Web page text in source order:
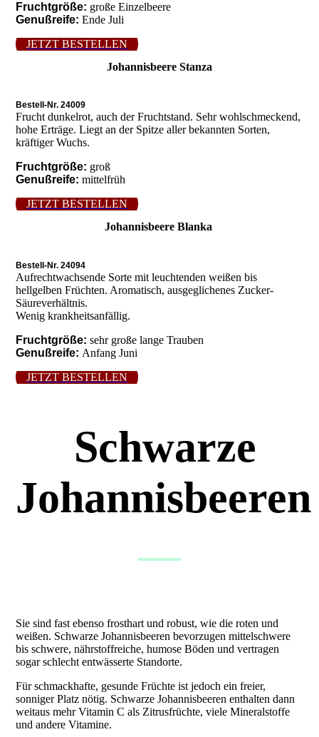
Fruchtgröße: große Einzelbeere
Genußreife: Ende Juli
JETZT BESTELLEN
Johannisbeere Stanza
Bestell-Nr. 24009
Frucht dunkelrot, auch der Fruchtstand. Sehr wohlschmeckend,
hohe Erträge. Liegt an der Spitze aller bekannten Sorten,
kräftiger Wuchs.
Fruchtgröße: groß
Genußreife: mittelfrüh
JETZT BESTELLEN
Johannisbeere Blanka
Bestell-Nr. 24094
Aufrechtwachsende Sorte mit leuchtenden weißen bis
hellgelben Früchten. Aromatisch, ausgeglichenes Zucker-
Säureverhältnis.
Wenig krankheitsanfällig.
Fruchtgröße: sehr große lange Trauben
Genußreife: Anfang Juni
JETZT BESTELLEN
Schwarze
Johannisbeeren
—
Sie sind fast ebenso frosthart und robust, wie die roten und
weißen. Schwarze Johannisbeeren bevorzugen mittelschwere
bis schwere, nährstoffreiche, humose Böden und vertragen
sogar schlecht entwässerte Standorte.
Für schmackhafte, gesunde Früchte ist jedoch ein freier,
sonniger Platz nötig. Schwarze Johannisbeeren enthalten dann
weitaus mehr Vitamin C als Zitrusfrüchte, viele Mineralstoffe
und andere Vitamine.